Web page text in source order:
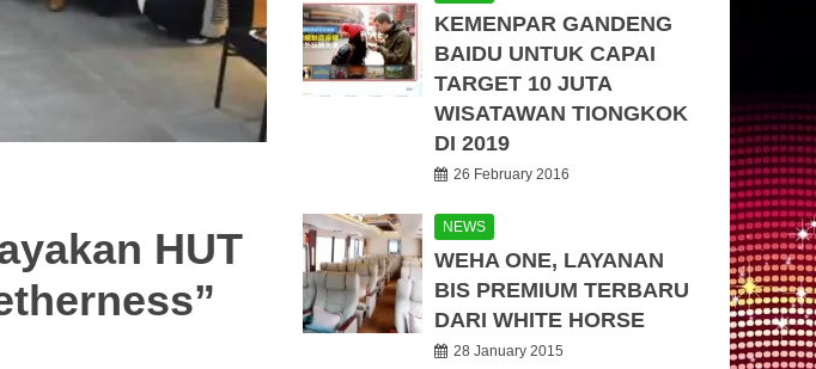
HUT
KEMENPAR GANDENG
BAIDU UNTUK CAPAI
TARGET 10 JUTA
WISATAWAN TIONGKOK
DI 2019
26 February 2016
NEWS
WEHA ONE, LAYANAN
BIS PREMIUM TERBARU
DARI WHITE HORSE
28 January 2015